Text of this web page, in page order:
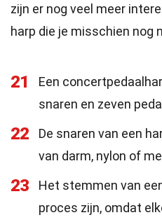
zijn er nog veel meer
harp die je misschien nog
21
Een
snaren en zeven
22
De snaren van een
van darm, nylon of
23
Het stemmen van
proces zijn, omdat